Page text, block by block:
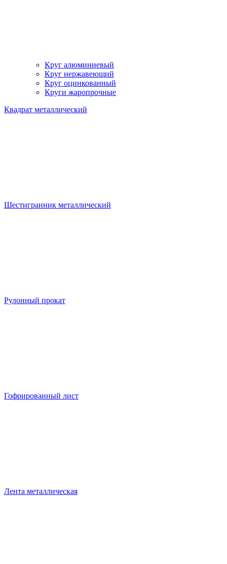
Круг алюминиевый
Круг нержавеющий
Круг оцинкованный
Круги жаропрочные
Квадрат металлический
Шестигранник металлический
Рулонный прокат
Гофрированный лист
Лента металлическая